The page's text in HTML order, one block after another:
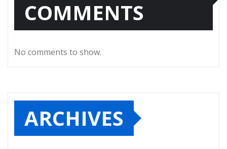
COMMENTS
No comments to show.
ARCHIVES